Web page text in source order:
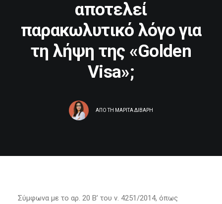
αποτελεί
παρακωλυτικό λόγο για
τη λήψη της «Golden
Visa»;
ΑΠΟ ΤΗ ΜΑΡΙΤΑ ΔΙΒΑΡΗ
Σύμφωνα με το αρ. 20 Β’ του ν. 4251/2014, όπως